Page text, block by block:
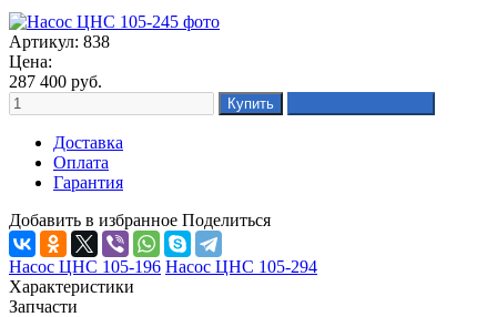
Артикул: 838
Цена:
287 400 руб.
Доставка
Оплата
Гарантия
Добавить в избранное Поделиться
Насос ЦНС 105-196 Насос ЦНС 105-294
Характеристики
Запчасти